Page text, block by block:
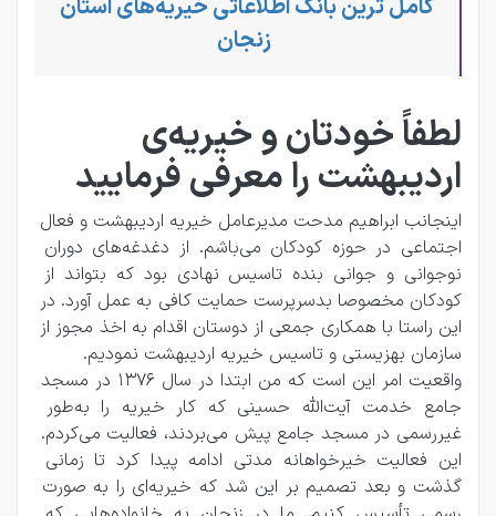
کامل ترین بانک اطلاعاتی خیریه‌های استان
زنجان
لطفاً خودتان و خیریه‌ی
اردیبهشت را معرفی فرمایید
اینجانب ابراهیم مدحت مدیرعامل خیریه اردیبهشت و فعال
اجتماعی در حوزه کودکان می‌باشم. از دغدغه‌های دوران
نوجوانی و جوانی بنده تاسیس نهادی بود که بتواند از
کودکان مخصوصا بدسرپرست حمایت کافی به عمل آورد. در
این راستا با همکاری جمعی از دوستان اقدام به اخذ مجوز از
سازمان بهزیستی و تاسیس خیریه اردیبهشت نمودیم.
واقعیت امر این است که من ابتدا در سال 1376 در مسجد
جامع خدمت آیت‌الله حسینی که کار خیریه را به‌طور
غیررسمی در مسجد جامع پیش می‌بردند، فعالیت می‌کردم.
این فعالیت خیرخواهانه مدتی ادامه پیدا کرد تا زمانی
گذشت و بعد تصمیم بر این شد که خیریه‌ای را به‌ صورت